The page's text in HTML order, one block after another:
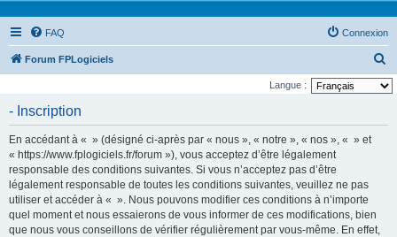
FAQ Connexion
Forum FPLogiciels
e
Langue :
- Inscription
En accédant à « » (désigné ci-après par « nous », « notre », « nos », « » et
« https://www.fplogiciels.fr/forum »), vous acceptez d’être légalement
responsable des conditions suivantes. Si vous n’acceptez pas d’être
légalement responsable de toutes les conditions suivantes, veuillez ne pas
utiliser et accéder à « ». Nous pouvons modifier ces conditions à n’importe
quel moment et nous essaierons de vous informer de ces modifications, bien
que nous vous conseillons de vérifier régulièrement par vous-même. En effet,